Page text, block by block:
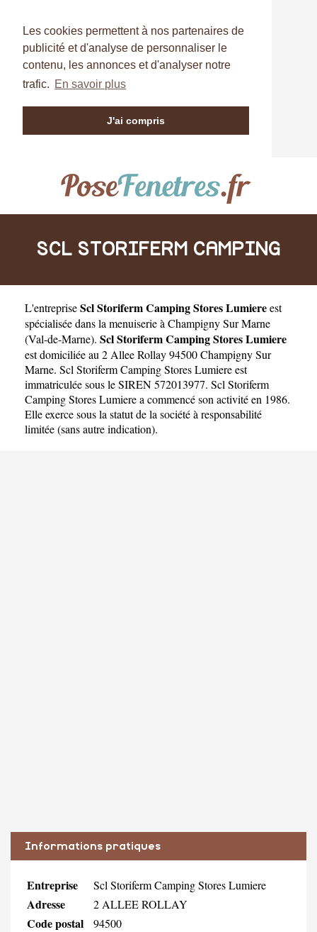
Les cookies permettent à nos partenaires de
publicité et d'analyse de personnaliser le
contenu, les annonces et d'analyser notre
trafic. En savoir plus
J'ai compris
SCL STORIFERM CAMPING
STORES LUMIERE
L'entrepriseScl Storiferm Camping Stores Lumiereest
spécialisée dans la menuiserie à Champigny Sur Marne
(Val-de-Marne). Scl Storiferm Camping Stores Lumiere
est domiciliée au 2 Allee Rollay 94500 Champigny Sur
Marne. Scl Storiferm Camping Stores Lumiere est
immatriculée sous le SIREN 572013977. Scl Storiferm
Camping Stores Lumiere a commencé son activité en 1986.
Elle exerce sous la statut de la société à responsabilité
limitée (sans autre indication).
Informations pratiques
Entreprise Scl Storiferm Camping Stores Lumiere
Adresse 2 ALLEE ROLLAY
Code postal 94500